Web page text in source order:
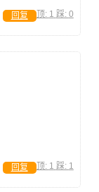
顶: 1 踩: 0
回复
顶: 1 踩: 1
回复